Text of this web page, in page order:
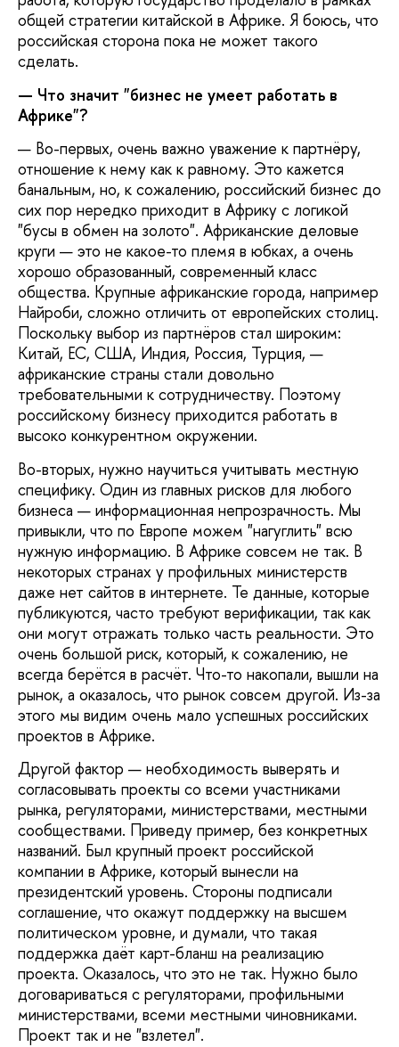
общей стратегии китайской в Африке. Я боюсь, что
российская сторона пока не может такого
сделать.
— Что значит "бизнес не умеет работать в
Африке"?
— Во-первых, очень важно уважение к партнёру,
отношение к нему как к равному. Это кажется
банальным, но, к сожалению, российский бизнес до
сих пор нередко приходит в Африку с логикой
"бусы в обмен на золото". Африканские деловые
круги — это не какое-то племя в юбках, а очень
хорошо образованный, современный класс
общества. Крупные африканские города, например
Найроби, сложно отличить от европейских столиц.
Поскольку выбор из партнёров стал широким:
Китай, ЕС, США, Индия, Россия, Турция, —
африканские страны стали довольно
требовательными к сотрудничеству. Поэтому
российскому бизнесу приходится работать в
высоко конкурентном окружении.
Во-вторых, нужно научиться учитывать местную
специфику. Один из главных рисков для любого
бизнеса — информационная непрозрачность. Мы
привыкли, что по Европе можем "нагуглить" всю
нужную информацию. В Африке совсем не так. В
некоторых странах у профильных министерств
даже нет сайтов в интернете. Те данные, которые
публикуются, часто требуют верификации, так как
они могут отражать только часть реальности. Это
очень большой риск, который, к сожалению, не
всегда берётся в расчёт. Что-то накопали, вышли на
рынок, а оказалось, что рынок совсем другой. Из-за
этого мы видим очень мало успешных российских
проектов в Африке.
Другой фактор — необходимость выверять и
согласовывать проекты со всеми участниками
рынка, регуляторами, министерствами, местными
сообществами. Приведу пример, без конкретных
названий. Был крупный проект российской
компании в Африке, который вынесли на
президентский уровень. Стороны подписали
соглашение, что окажут поддержку на высшем
политическом уровне, и думали, что такая
поддержка даёт карт-бланш на реализацию
проекта. Оказалось, что это не так. Нужно было
договариваться с регуляторами, профильными
министерствами, всеми местными чиновниками.
Проект так и не "взлетел".